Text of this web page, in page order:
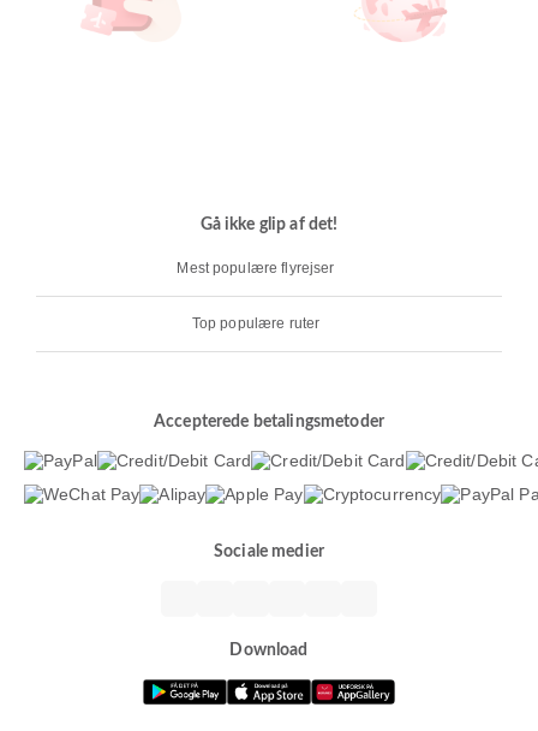
Gå ikke glip af det!
Mest populære flyrejser
Top populære ruter
Accepterede betalingsmetoder
Sociale medier
Download